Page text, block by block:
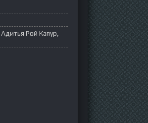
Рой Капур,